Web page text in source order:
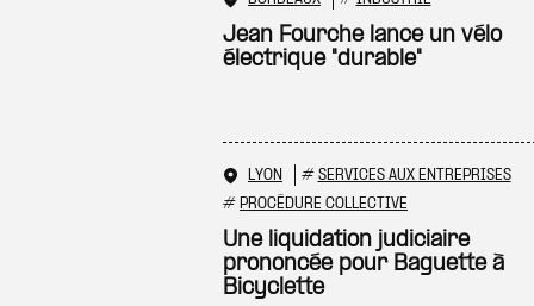
Jean Fourche lance un vélo
électrique "durable"
LYON # SERVICES AUX ENTREPRISES
# PROCÉDURE COLLECTIVE
Une liquidation judiciaire
prononcée pour Baguette à
Bicyclette